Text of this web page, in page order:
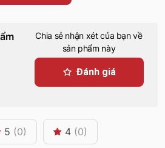
Chia sẻ nhận xét của bạn về
sản phẩm này
Đánh giá
5 (0) 4 (0)